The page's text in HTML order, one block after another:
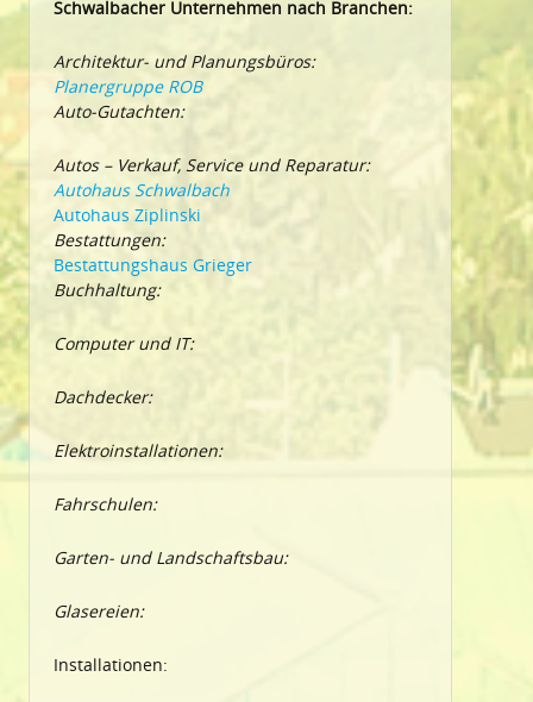
Schwalbacher Unternehmen nach Branchen:
Architektur- und Planungsbüros:
Planergruppe ROB
Auto-Gutachten:
Autos – Verkauf, Service und Reparatur:
Autohaus Schwalbach
Autohaus Ziplinski
Bestattungen:
Bestattungshaus Grieger
Buchhaltung:
Computer und IT:
Dachdecker:
Elektroinstallationen:
Fahrschulen:
Garten- und Landschaftsbau:
Glasereien:
Installationen: